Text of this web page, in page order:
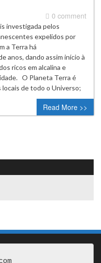
0 comment
investigada pelos
expelidos por
a Terra há
anos, dando assim início à
ricos em alcalina e
O Planeta Terra é
de todo o Universo;
Read More >>